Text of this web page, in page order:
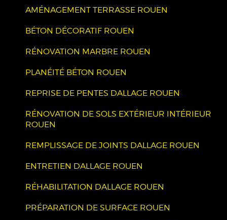
AMÉNAGEMENT TERRASSE ROUEN
BÉTON DÉCORATIF ROUEN
RÉNOVATION MARBRE ROUEN
PLANÉITÉ BÉTON ROUEN
REPRISE DE PENTES DALLAGE ROUEN
RÉNOVATION DE SOLS EXTÉRIEUR INTÉRIEUR
ROUEN
REMPLISSAGE DE JOINTS DALLAGE ROUEN
ENTRETIEN DALLAGE ROUEN
RÉHABILITATION DALLAGE ROUEN
PRÉPARATION DE SURFACE ROUEN